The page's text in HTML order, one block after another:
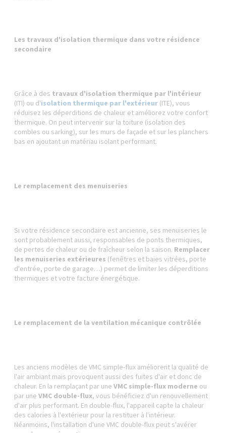
Les travaux d'isolation thermique dans votre résidence
secondaire
Grâce à des travaux d'isolation thermique par l'intérieur
(ITI) ou d'isolation thermique par l'extérieur (ITE), vous
réduisez les déperditions de chaleur et améliorez votre confort
thermique. On peut intervenir sur la toiture (isolation des
combles ou sarking), sur les murs de façade et sur les planchers
bas en ajoutant un matériau isolant performant.
Le remplacement des menuiseries
Si votre résidence secondaire est ancienne, ses menuiseries le
sont probablement aussi, responsables de ponts thermiques,
de pertes de chaleur ou de fraîcheur selon la saison. Remplacer
les menuiseries extérieures (fenêtres et baies vitrées, porte
d'entrée, porte de garage…) permet de limiter les déperditions
thermiques et votre facture énergétique.
Le remplacement de la ventilation mécanique contrôlée
Les anciens modèles de VMC simple-flux améliorent la qualité de
l'air ambiant mais provoquent aussi des fuites d'air et donc de
chaleur. En la remplaçant par uneVMC simple-flux moderne ou
par uneVMC double-flux, vous bénéficiez d'un renouvellement
d'air plus performant. En double-flux, l'appareil capte la chaleur
des calories à l'extérieur pour la restituer à l'intérieur.
Néanmoins, l'installation d'une VMC double-flux peut s'avérer